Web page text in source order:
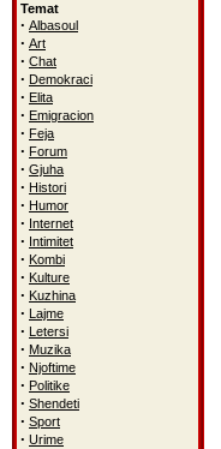
Temat
· Albasoul
· Art
· Chat
· Demokraci
· Elita
· Emigracion
· Feja
· Forum
· Gjuha
· Histori
· Humor
· Internet
· Intimitet
· Kombi
· Kulture
· Kuzhina
· Lajme
· Letersi
· Muzika
· Njoftime
· Politike
· Shendeti
· Sport
· Urime